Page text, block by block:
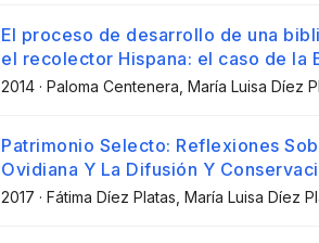
El proceso de desarrollo de una
el recolector Hispana: el caso de
2014 · Paloma Centenera , María Luisa Díez
Patrimonio Selecto: Reflexiones
Ovidiana Y La Difusión Y
2017 · Fátima Díez Platas , María Luisa Díez